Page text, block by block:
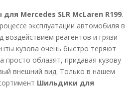
Mercedes SLR McLaren R199.
эксплуатации автомобиля в
воздействием реагентов и грязи
кузова очень быстро теряют
просто облазят, придавая кузову
внешний вид. Только в нашем
Шильдики для